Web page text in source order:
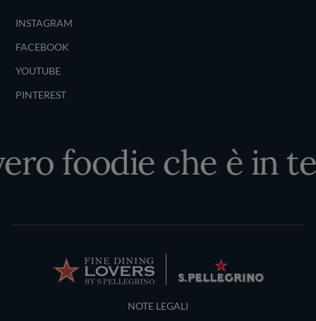
INSTAGRAM
FACEBOOK
YOUTUBE
PINTEREST
foodie che è in te
Terms and Conditions
NOTE LEGALI